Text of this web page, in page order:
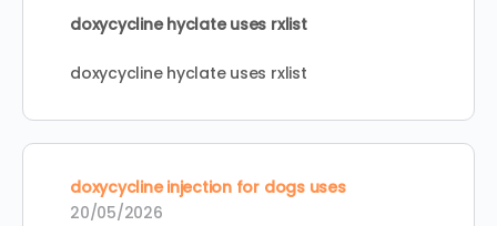
doxycycline hyclate uses rxlist
doxycycline hyclate uses rxlist
doxycycline injection for dogs uses
20/05/2026